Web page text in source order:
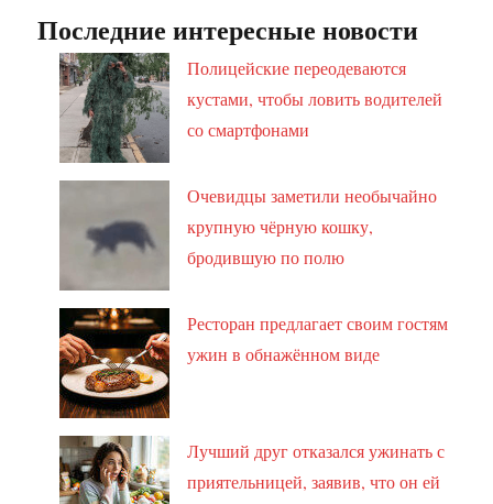
Последние интересные новости
Полицейские переодеваются
кустами, чтобы ловить водителей
со смартфонами
Очевидцы заметили необычайно
крупную чёрную кошку,
бродившую по полю
Ресторан предлагает своим гостям
ужин в обнажённом виде
Лучший друг отказался ужинать с
приятельницей, заявив, что он ей